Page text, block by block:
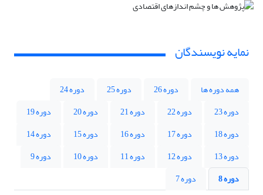
نمایه نویسندگان
همه دوره ها دوره 26 دوره 25
دوره 24
دوره 23
دوره 22 دوره 21 دوره 20
دوره 19
دوره 18
دوره 17 دوره 16 دوره 15
دوره 14
دوره 13
دوره 12 دوره 11 دوره 10
دوره 9
دوره 8
دوره 7